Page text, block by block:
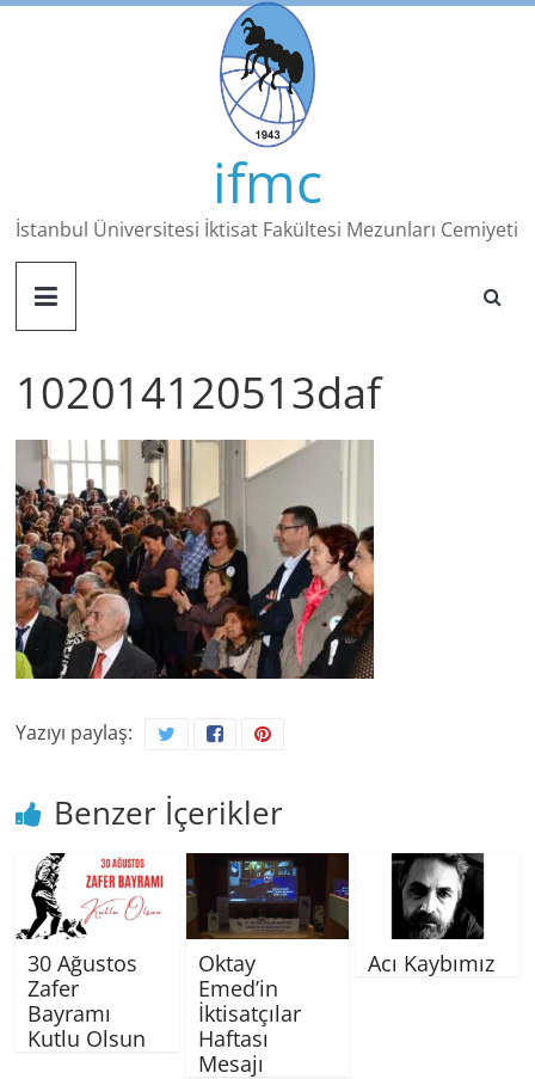
Skip
ifmc
İstanbul Üniversitesi İktisat Fakültesi Mezunları Cemiyeti
102014120513daf
Yazıyı paylaş:
Benzer İçerikler
30 Ağustos
Zafer
Bayramı
Kutlu Olsun
Oktay
Emed’in
İktisatçılar
Haftası
Mesajı
Acı Kaybımız